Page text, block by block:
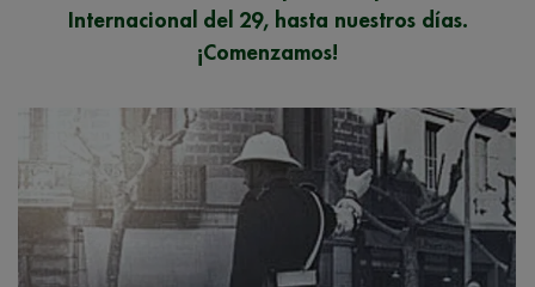
Internacional del 29, hasta nuestros días.
¡Comenzamos!